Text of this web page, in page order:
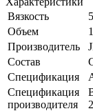
Вязкость
Объем
Производитель
Состав
Спецификация
Спецификация
производителя